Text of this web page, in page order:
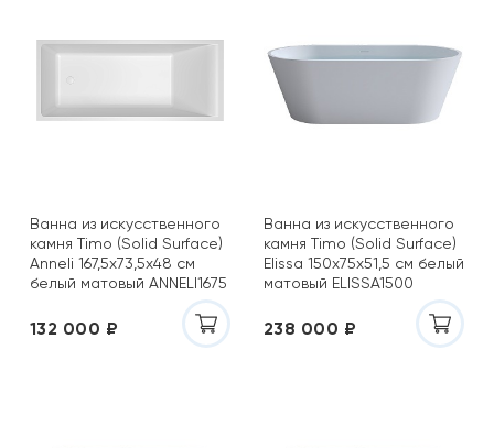
Ванна из искусственного
камня Timo (Solid Surface)
Anneli 167,5x73,5x48 см
белый матовый ANNELI1675
132 000 ₽
Ванна из искусственного
камня Timo (Solid Surface)
Elissa 150x75х51,5 см белый
матовый ELISSA1500
238 000 ₽